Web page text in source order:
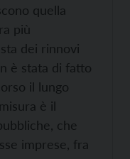
quella
più
dei rinnovi
è stata di fatto
il lungo
è il
che
imprese, fra